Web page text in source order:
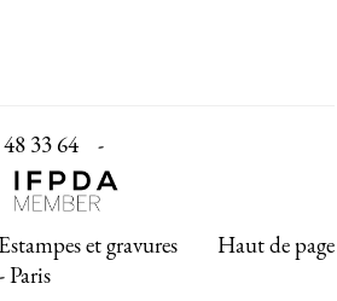
48 33 64 -
Haut de page
et gravures
Paris